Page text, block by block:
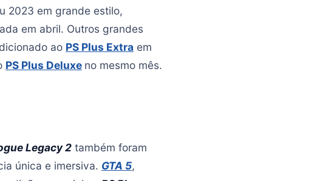
2023 em grande estilo,
em abril. Outros grandes
ao PS Plus Extra em
PS Plus Deluxe no mesmo mês.
Legacy 2 também foram
única e imersiva. GTA 5,